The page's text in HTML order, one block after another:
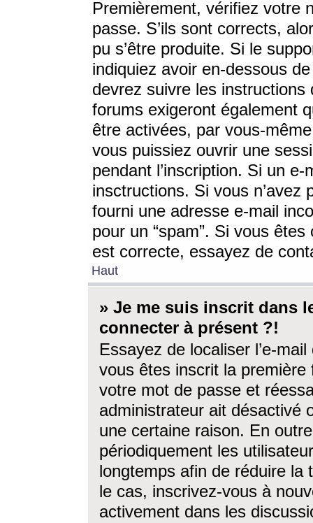
Premièrement, vérifiez votre
passe. S’ils sont corrects,
pu s’être produite. Si le
indiquiez avoir en-dessous
devrez suivre les
forums exigeront également
être activées, par vous-
vous puissiez ouvrir une
pendant l’inscription. Si un
insctructions. Si vous n’avez
fourni une adresse e-mail
pour un “spam”. Si vous
est correcte, essayez de
Haut
» Je me suis inscrit dans
connecter à présent ?!
Essayez de localiser l’e-
vous êtes inscrit la première
votre mot de passe et
administrateur ait désactivé
une certaine raison. En
périodiquement les
longtemps afin de réduire la
le cas, inscrivez-vous à
activement dans les